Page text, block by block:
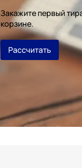
Закажите первый
корзине.
Рассчитать